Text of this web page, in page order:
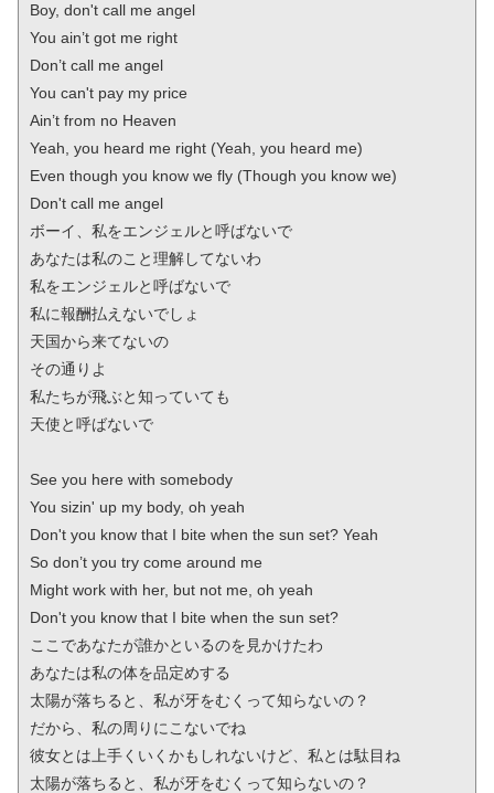
Boy, don't call me angel
You ain’t got me right
Don’t call me angel
You can't pay my price
Ain’t from no Heaven
Yeah, you heard me right (Yeah, you heard me)
Even though you know we fly (Though you know we)
Don't call me angel
ボーイ、私をエンジェルと呼ばないで
あなたは私のこと理解してないわ
私をエンジェルと呼ばないで
私に報酬払えないでしょ
天国から来てないの
その通りよ
私たちが飛ぶと知っていても
天使と呼ばないで
See you here with somebody
You sizin' up my body, oh yeah
Don't you know that I bite when the sun set? Yeah
So don’t you try come around me
Might work with her, but not me, oh yeah
Don't you know that I bite when the sun set?
ここであなたが誰かといるのを見かけたわ
あなたは私の体を品定めする
太陽が落ちると、私が牙をむくって知らないの？
だから、私の周りにこないでね
彼女とは上手くいくかもしれないけど、私とは駄目ね
太陽が落ちると、私が牙をむくって知らないの？